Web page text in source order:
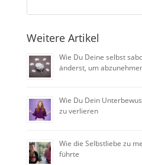
Weitere Artikel
Wie Du Deine selbst
änderst, um
Wie Du Dein
zu verlieren
Wie die Selbstliebe zu
führte